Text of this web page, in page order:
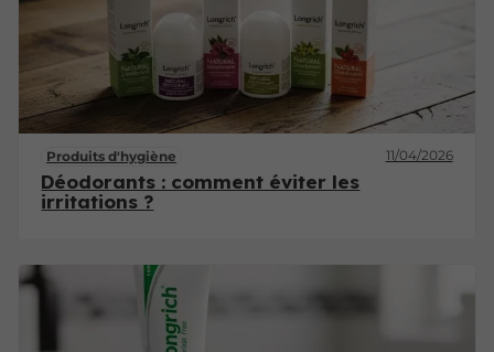
Produits d'hygiène 11/04/2026
Déodorants : comment éviter les
irritations ?